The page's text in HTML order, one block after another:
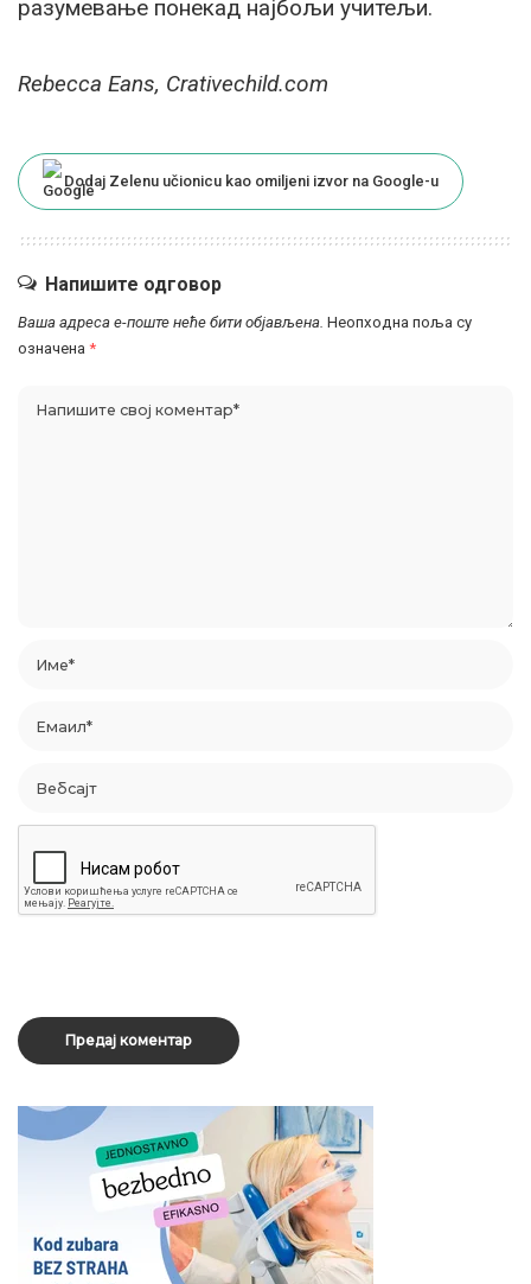
разумевање понекад најбољи учитељи.
Rebecca Eans, Crativechild.com
Dodaj Zelenu učionicu kao omiljeni izvor na Google-u
Напишите одговор
Ваша адреса е-поште неће бити објављена. Неопходна поља су
означена *